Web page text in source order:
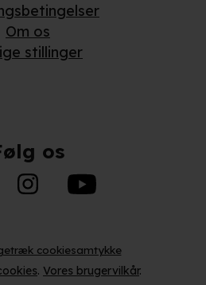
Om os
stillinger
os
cookiesamtykke
. Vores brugervilkår.